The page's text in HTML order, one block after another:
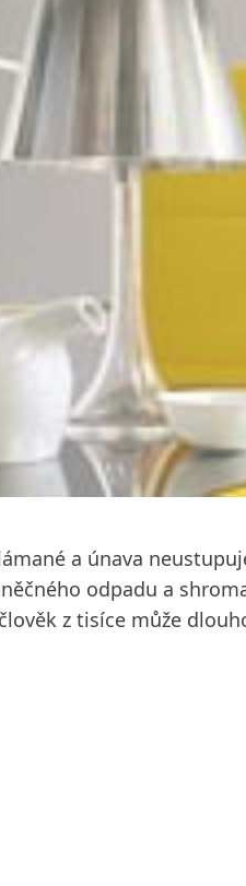
a únava
odpadu a
z tisíce může